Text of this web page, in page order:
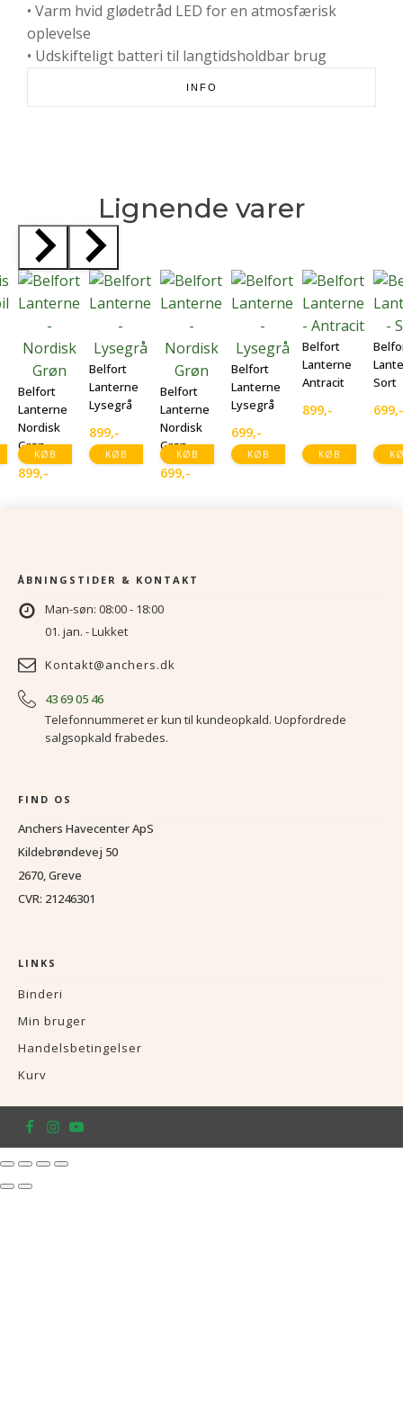
• Varm hvid glødetråd LED for en atmosfærisk
oplevelse
• Udskifteligt batteri til langtidsholdbar brug
INFO
Lignende varer
KØB
Belfort
Lanterne
Nordisk
Grøn
899,-
KØB
Belfort
Lanterne
Lysegrå
899,-
KØB
Belfort
Lanterne
Nordisk
Grøn
699,-
KØB
Belfort
Lanterne
Lysegrå
699,-
KØB
Belfort
Lanterne
Antracit
899,-
Sort
699,-
ÅBNINGSTIDER & KONTAKT
Man-søn: 08:00 - 18:00
01. jan. - Lukket
Kontakt@anchers.dk
43 69 05 46
Telefonnummeret er kun til kundeopkald. Uopfordrede
salgsopkald frabedes.
FIND OS
Anchers Havecenter ApS
Kildebrøndevej 50
2670, Greve
CVR: 21246301
LINKS
Binderi
Min bruger
Handelsbetingelser
Kurv